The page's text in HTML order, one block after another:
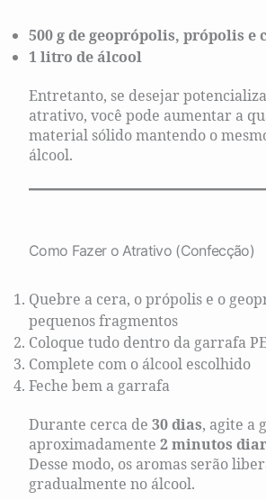
500 g de geoprópolis, própolis e
1 litro de álcool
Entretanto, se desejar
atrativo, você pode aumentar a
material sólido mantendo o
álcool.
Como Fazer o Atrativo (Confecção)
Quebre a cera, o própolis e o
pequenos fragmentos
Coloque tudo dentro da garrafa
Complete com o álcool escolhido
Feche bem a garrafa
Durante cerca de 30 dias, agite a
aproximadamente 2 minutos
Desse modo, os aromas serão
gradualmente no álcool.